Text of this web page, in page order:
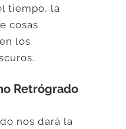
tiempo, la
cosas
los
Retrógrado
nos dará la